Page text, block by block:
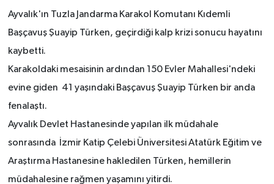
Ayvalık'ın Tuzla Jandarma Karakol Komutanı Kıdemli
Başçavuş Şuayip Türken, geçirdiği kalp krizi sonucu hayatını
kaybetti.
Karakoldaki mesaisinin ardından 150 Evler Mahallesi'ndeki
evine giden 41 yaşındaki Başçavuş Şuayip Türken bir anda
fenalaştı.
Ayvalık Devlet Hastanesinde yapılan ilk müdahale
sonrasında İzmir Katip Çelebi Üniversitesi Atatürk Eğitim ve
Araştırma Hastanesine hakledilen Türken, hemillerin
müdahalesine rağmen yaşamını yitirdi.